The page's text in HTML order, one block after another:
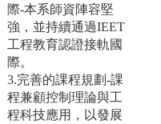
際-本系師資陣容堅
強，並持續通過IEET
工程教育認證接軌國
際。
3.完善的課程規劃-課
程兼顧控制理論與工
程科技應用，以發展